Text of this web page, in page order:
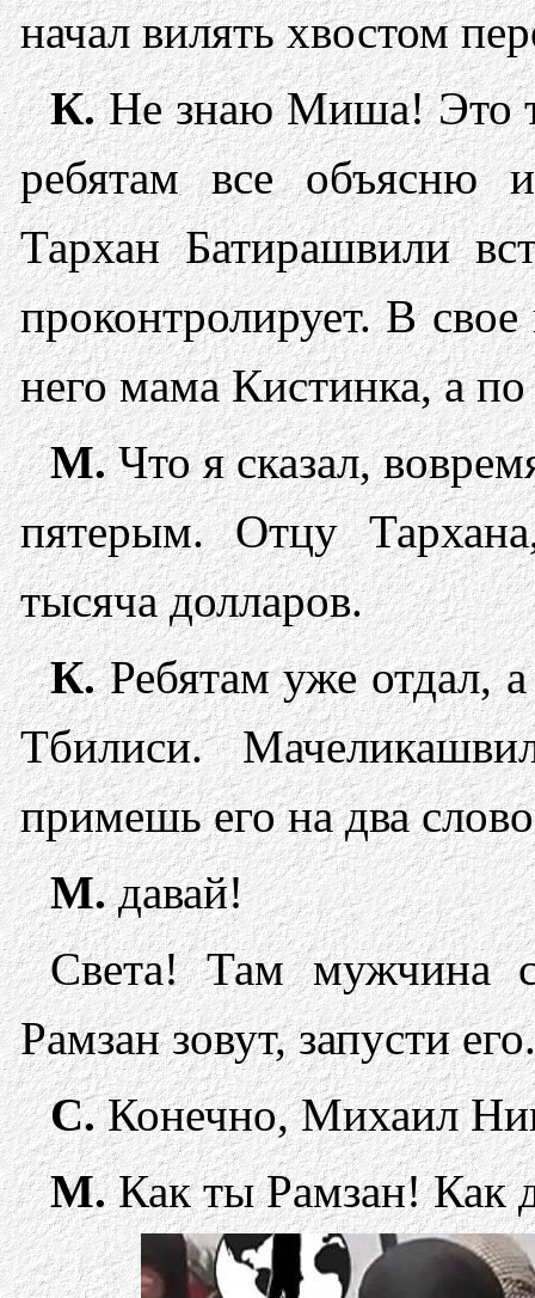
начал вилять хвостом
К.Не знаю Миша! Это
ребятам все объясню
Тархан Батирашвили
проконтролирует. В
него мама Кистинка, а
М.Что я сказал,
пятерым. Отцу
тысяча долларов.
К.Ребятам уже отдал,
Тбилиси.
примешь его на два
М.давай!
Света! Там мужчина
Рамзан зовут, запусти его.
С.Конечно, Михаил
М.Как ты Рамзан! Как